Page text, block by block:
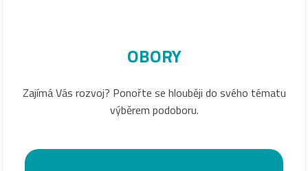
OBORY
Zajímá Vás rozvoj? Ponořte se hlouběji do svého tématu
výběrem podoboru.